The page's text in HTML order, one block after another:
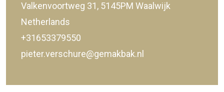
Valkenvoortweg 31, 5145PM Waalwijk
Netherlands
+31653379550
pieter.verschure@gemakbak.nl